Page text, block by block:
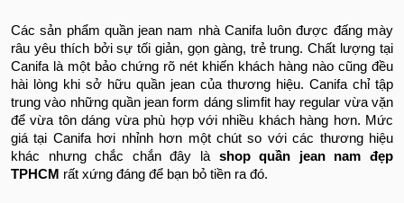
Các sản phẩm quần jean nam nhà Canifa luôn được đấng mày
râu yêu thích bởi sự tối giản, gọn gàng, trẻ trung. Chất lượng tại
Canifa là một bảo chứng rõ nét khiến khách hàng nào cũng đều
hài lòng khi sở hữu quần jean của thương hiệu. Canifa chỉ tập
trung vào những quần jean form dáng slimfit hay regular vừa vặn
để vừa tôn dáng vừa phù hợp với nhiều khách hàng hơn. Mức
giá tại Canifa hơi nhỉnh hơn một chút so với các thương hiệu
khác nhưng chắc chắn đây là shop quần jean nam đẹp
TPHCM rất xứng đáng để bạn bỏ tiền ra đó.